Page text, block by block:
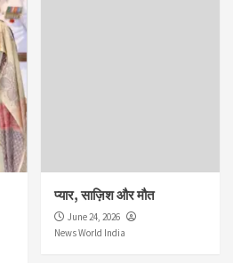
प्यार, साज़िश और मौत
June 24, 2026
News World India